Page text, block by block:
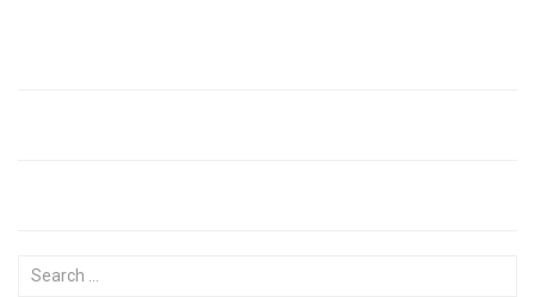
Search for: